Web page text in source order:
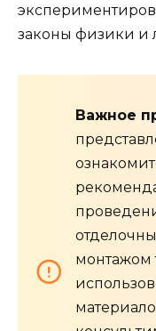
законы физики и
Важное
монтажом